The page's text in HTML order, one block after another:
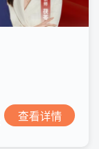
查看详情